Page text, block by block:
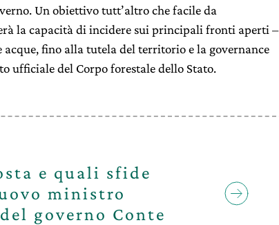
Un obiettivo tutt’altro che facile da
la capacità di incidere sui principali fronti aperti –
acque, fino alla tutela del territorio e la governance
ufficiale del Corpo forestale dello Stato.
e quali sfide
ministro
governo Conte